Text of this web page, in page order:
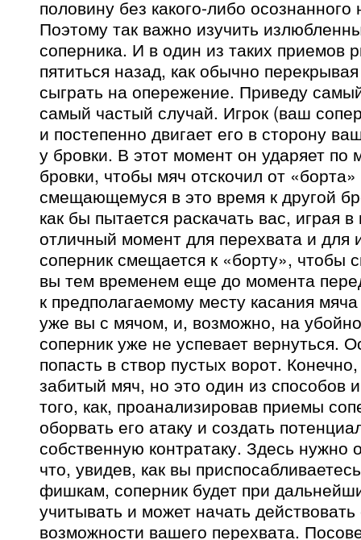
половину без какого-либо осознанного
Поэтому так важно изучить
соперника. И в один из таких приемов
пятиться назад, как обычно
сыграть на опережение. Приведу
самый частый случай. Игрок (ваш
и постепенно двигает его в сторону
у бровки. В этот момент он ударяет по
бровки, чтобы мяч отскочил от
смещающемуся в это время к другой
как бы пытается раскачать вас, играя
отличный момент для перехвата и для
соперник смещается к «борту», чтобы
вы тем временем еще до момента
к предполагаемому месту касания
уже вы с мячом, и, возможно, на
соперник уже не успевает вернуться.
попасть в створ пустых ворот.
забитый мяч, но это один из способов
того, как, проанализировав приемы
оборвать его атаку и создать
собственную контратаку. Здесь нужно
что, увидев, как вы
фишкам, соперник будет при
учитывать и может начать
возможности вашего перехвата.